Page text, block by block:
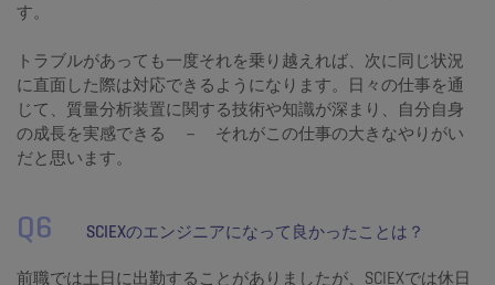
す。
トラブルがあっても一度それを乗り越えれば、次に同じ状況
に直面した際は対応できるようになります。日々の仕事を通
じて、質量分析装置に関する技術や知識が深まり、自分自身
の成長を実感できる － それがこの仕事の大きなやりがい
だと思います。
Q6 SCIEXのエンジニアになって良かったことは？
前職では土日に出勤することがありましたが、SCIEXでは休日